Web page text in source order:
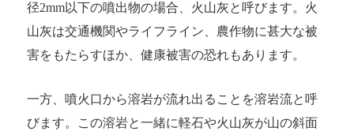
径2mm以下の噴出物の場合、火山灰と呼びます。火
山灰は交通機関やライフライン、農作物に甚大な被
害をもたらすほか、健康被害の恐れもあります。
一方、噴火口から溶岩が流れ出ることを溶岩流と呼
びます。この溶岩と一緒に軽石や火山灰が山の斜面